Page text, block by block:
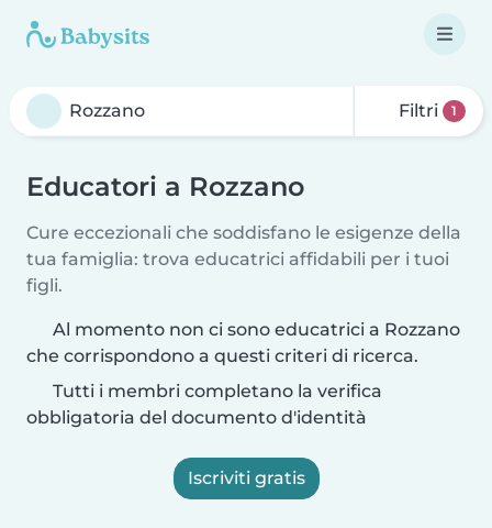
Filtri 1
Educatori a Rozzano
Cure eccezionali che soddisfano le esigenze della
tua famiglia: trova educatrici affidabili per i tuoi
figli.
Al momento non ci sono educatrici a Rozzano
che corrispondono a questi criteri di ricerca.
Tutti i membri completano la verifica
obbligatoria del documento d'identità
Iscriviti gratis